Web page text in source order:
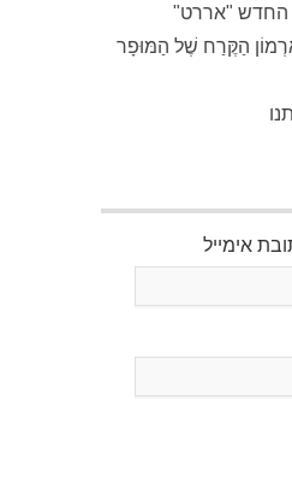
החדש "אררט"
הַקֶּרַח שֶׁל הַמּוּפָר
אימייל